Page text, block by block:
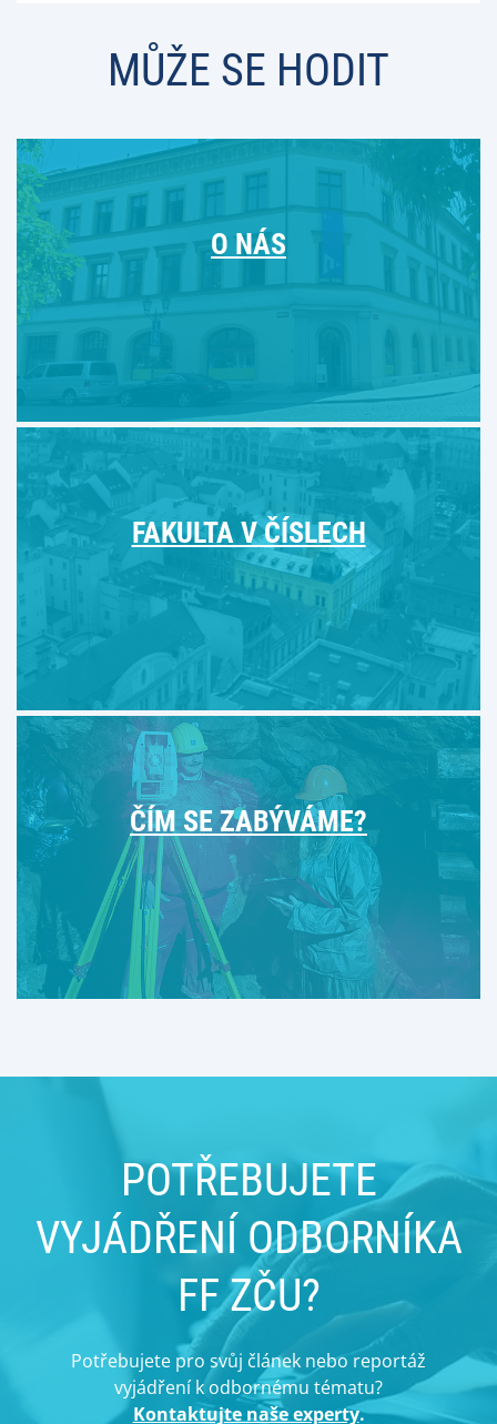
MŮŽE SE HODIT
O NÁS
FAKULTA V ČÍSLECH
ČÍM SE ZABÝVÁME?
POTŘEBUJETE
VYJÁDŘENÍ ODBORNÍKA
FF ZČU?
Potřebujete pro svůj článek nebo reportáž
vyjádření k odbornému tématu?
Kontaktujte naše experty.